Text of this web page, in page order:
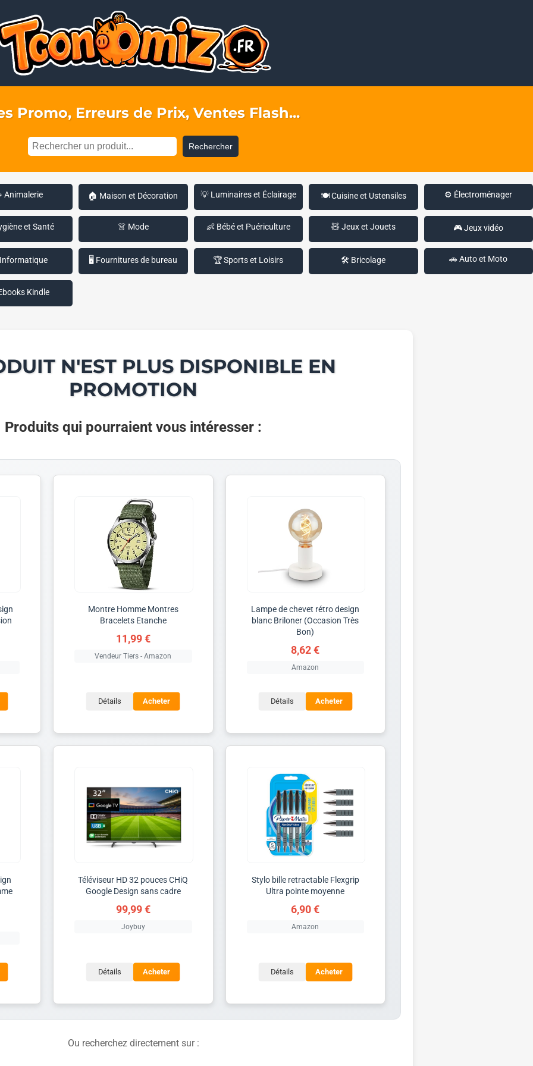
Promo, Erreurs de Prix, Ventes Flash...
Rechercher
Animalerie 🏠 Maison et Décoration 💡 Luminaires et Éclairage 🍽️ Cuisine et Ustensiles ⚙️ Électroménager
et Santé 👗 Mode 👶 Bébé et Puériculture 🧸 Jeux et Jouets 🎮 Jeux vidéo
🖥️ Fournitures de bureau 🏆 Sports et Loisirs 🛠️ Bricolage 🚗 Auto et Moto
Kindle
N'EST PLUS DISPONIBLE EN
PROMOTION
Produits qui pourraient vous intéresser :
Montre Homme Montres
Bracelets Etanche
11,99 €
Vendeur Tiers - Amazon
Détails Acheter
Lampe de chevet rétro design
blanc Briloner (Occasion Très
Bon)
8,62 €
Amazon
Détails Acheter
Téléviseur HD 32 pouces CHiQ
Google Design sans cadre
99,99 €
Joybuy
Détails Acheter
Stylo bille retractable Flexgrip
Ultra pointe moyenne
6,90 €
Amazon
Détails Acheter
Ou recherchez directement sur :